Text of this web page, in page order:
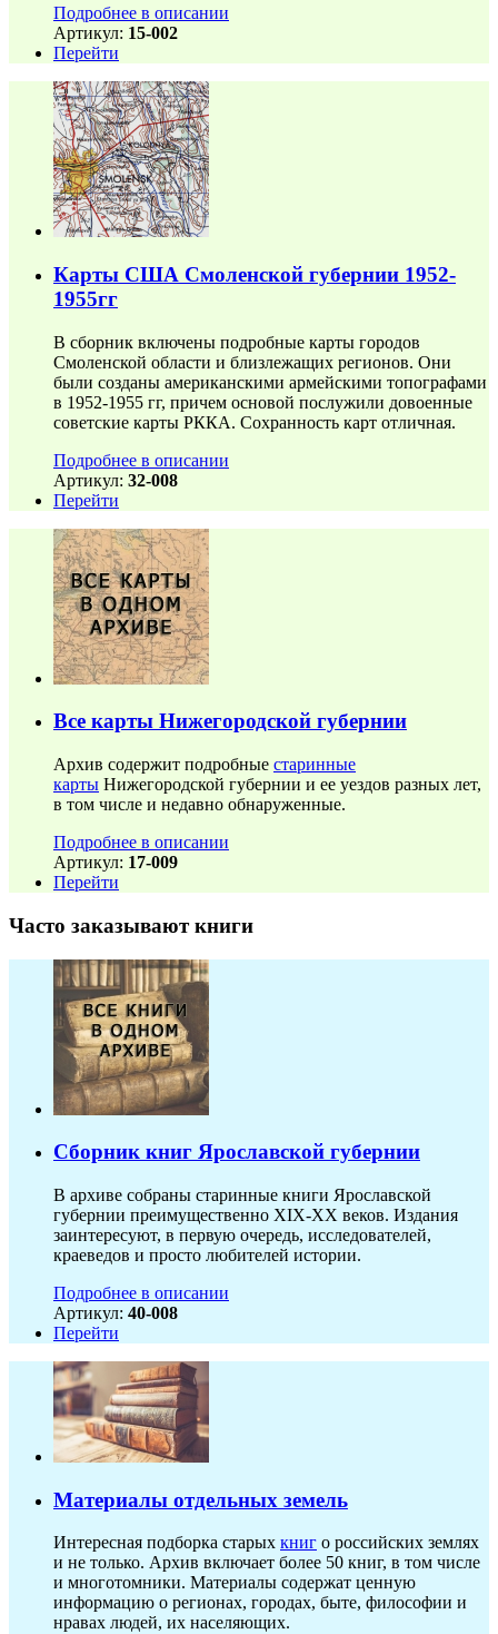
Подробнее в описании
Артикул: 15-002
Перейти
Карты США Смоленской губернии 1952-
1955гг
В сборник включены подробные карты городов
Смоленской области и близлежащих регионов. Они
были созданы американскими армейскими топографами
в 1952-1955 гг, причем основой послужили довоенные
советские карты РККА. Сохранность карт отличная.
Подробнее в описании
Артикул: 32-008
Перейти
Все карты Нижегородской губернии
Архив содержит подробные старинные
карты Нижегородской губернии и ее уездов разных лет,
в том числе и недавно обнаруженные.
Подробнее в описании
Артикул: 17-009
Перейти
Часто заказывают книги
Сборник книг Ярославской губернии
В архиве собраны старинные книги Ярославской
губернии преимущественно XIX-ХХ веков. Издания
заинтересуют, в первую очередь, исследователей,
краеведов и просто любителей истории.
Подробнее в описании
Артикул: 40-008
Перейти
Материалы отдельных земель
Интересная подборка старых книг о российских землях
и не только. Архив включает более 50 книг, в том числе
и многотомники. Материалы содержат ценную
информацию о регионах, городах, быте, философии и
нравах людей, их населяющих.